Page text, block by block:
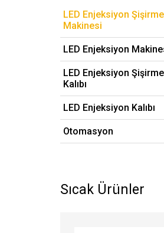
LED Enjeksiyon Şişirme
Makinesi
LED Enjeksiyon
LED Enjeksiyon Şişirme
Kalıbı
LED Enjeksiyon Kalıbı
Otomasyon
Sıcak Ürünler